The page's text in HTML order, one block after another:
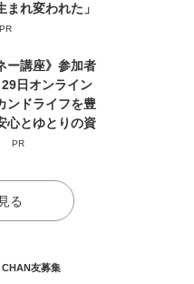
まれ変われた」
PR
ー講座》参加者
日オンライン
ンドライフを豊
心とゆとりの資
PR
る
CHAN友募集